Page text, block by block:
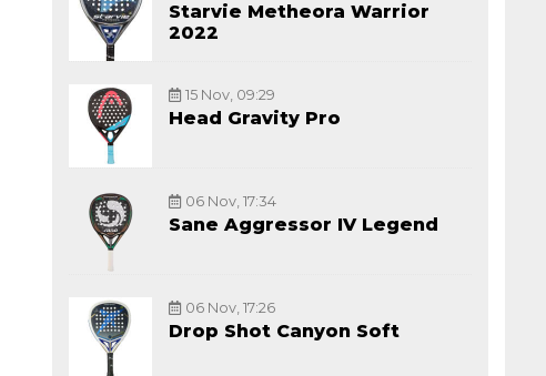
Starvie Metheora Warrior
2022
15 Nov, 09:29
Head Gravity Pro
06 Nov, 17:34
Sane Aggressor IV Legend
06 Nov, 17:26
Drop Shot Canyon Soft